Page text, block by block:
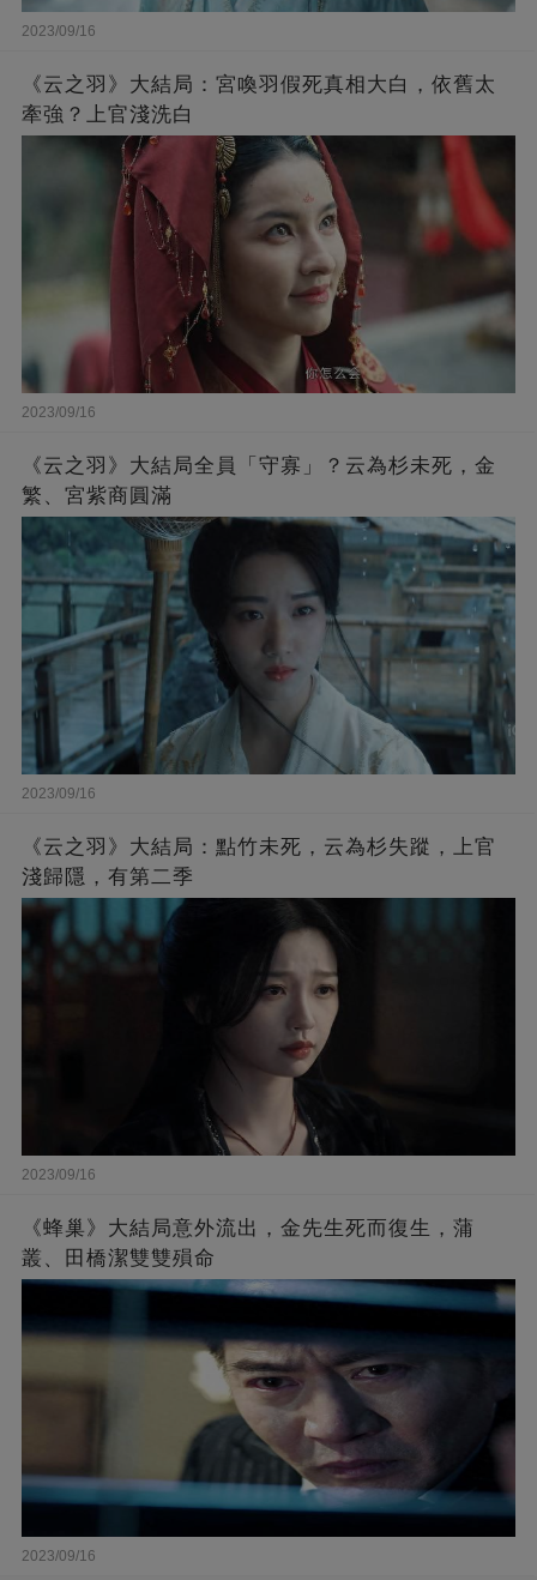
2023/09/16
《云之羽》大結局：宮喚羽假死真相大白，依舊太
牽強？上官淺洗白
2023/09/16
《云之羽》大結局全員「守寡」？云為杉未死，金
繁、宮紫商圓滿
2023/09/16
《云之羽》大結局：點竹未死，云為杉失蹤，上官
淺歸隱，有第二季
2023/09/16
《蜂巢》大結局意外流出，金先生死而復生，蒲
叢、田橋潔雙雙殞命
2023/09/16